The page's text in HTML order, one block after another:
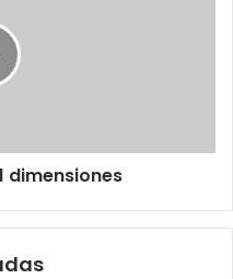
dimensiones